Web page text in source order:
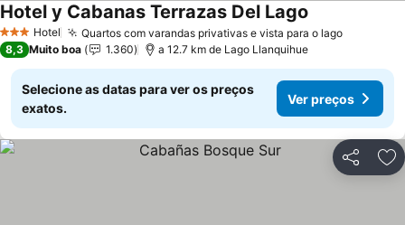
3 EstrelasHotel Quartos com varandas privativas e vista para o lago
Hotel y Cabanas Terrazas Del Lago
8,3 Muito boa 1.360 a 12.7 km de Lago Llanquihue
Selecione as datas para ver os preços
exatos.
Ver preços
Partilhar